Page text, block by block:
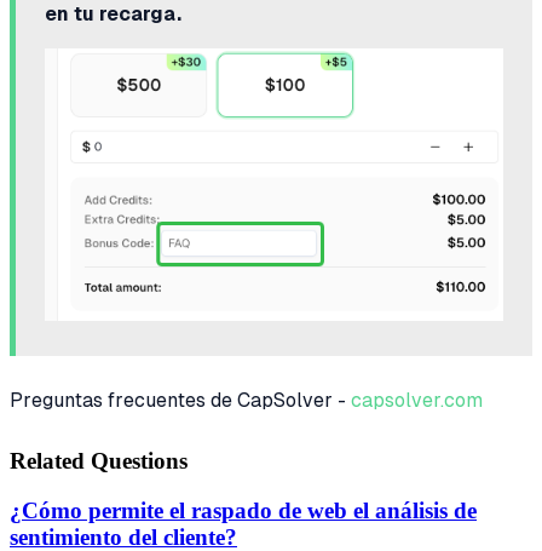
en tu recarga.
Preguntas frecuentes de CapSolver - capsolver.com
Related Questions
¿Cómo permite el raspado de web el análisis de
sentimiento del cliente?